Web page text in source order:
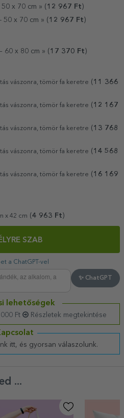
x 70 cm » ( 12 967 Ft )
50 x 70 cm » ( 12 967 Ft )
60 x 80 cm » (17 370 Ft)
vászonra, tömör fa keretre (11 366
vászonra, tömör fa keretre (12 167
vászonra, tömör fa keretre (13 768
vászonra, tömör fa keretre (14 568
vászonra, tömör fa keretre (16 169
x 42 cm (4 963 Ft)
SZAB
a ChatGPT-vel
✨ ChatGPT
lehetőségek
Ft Részletek megtekintése
itt, és gyorsan válaszolunk.
...